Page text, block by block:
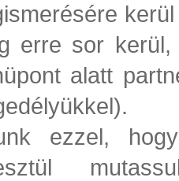
erre sor kerül,
alatt
ezzel,